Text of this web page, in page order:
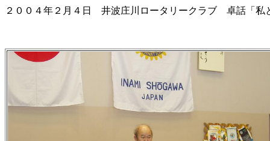
２００４年２月４日 井波庄川ロータリークラブ 卓話「私